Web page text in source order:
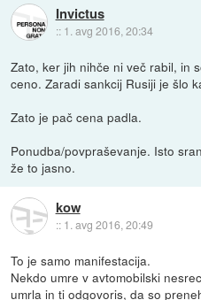
Invictus
:: 1. avg 2016, 20:34
Zato, ker jih nihče ni več rabil, in
ceno. Zaradi sankcij Rusiji je šlo
Zato je pač cena padla.
Ponudba/povpraševanje. Isto
že to jasno.
kow
:: 1. avg 2016, 20:49
To je samo manifestacija.
Nekdo umre v avtomobilski
umrla in ti odgovoris, da so